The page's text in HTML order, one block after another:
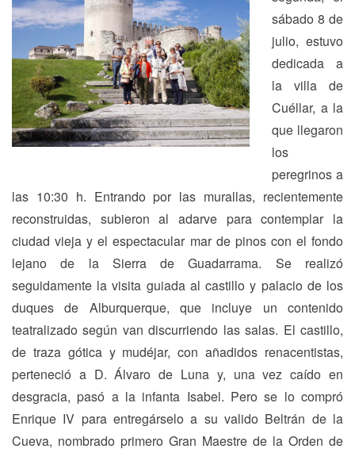
sábado 8 de
julio, estuvo
dedicada a
la villa de
Cuéllar, a la
que llegaron
los
peregrinos a
las 10:30 h. Entrando por las murallas, recientemente
reconstruidas, subieron al adarve para contemplar la
ciudad vieja y el espectacular mar de pinos con el fondo
lejano de la Sierra de Guadarrama. Se realizó
seguidamente la visita guiada al castillo y palacio de los
duques de Alburquerque, que incluye un contenido
teatralizado según van discurriendo las salas. El castillo,
de traza gótica y mudéjar, con añadidos renacentistas,
perteneció a D. Álvaro de Luna y, una vez caído en
desgracia, pasó a la infanta Isabel. Pero se lo compró
Enrique IV para entregárselo a su valido Beltrán de la
Cueva, nombrado primero Gran Maestre de la Orden de